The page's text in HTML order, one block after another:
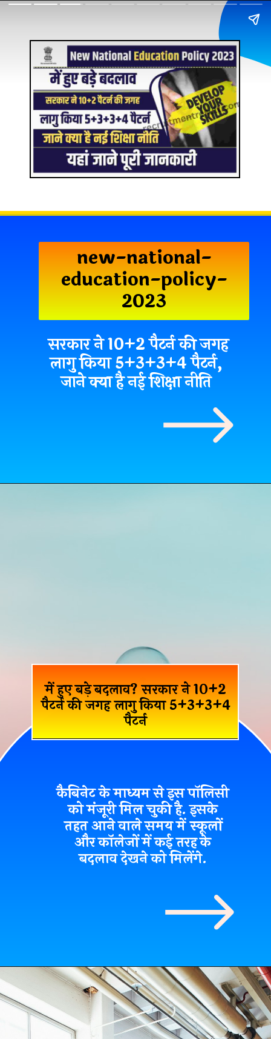
new-national-
education-policy-
2023
सरकार ने 10+2 पैटर्न की जगह
लागु किया 5+3+3+4 पैटर्न,
जाने क्या है नई शिक्षा नीति
में हुए बड़े बदलाव? सरकार ने 10+2
पैटर्न की जगह लागु किया 5+3+3+4
पैटर्न
कैबिनेट के माध्यम से इस पॉलिसी
को मंजूरी मिल चुकी है. इसके
तहत आने वाले समय में स्कूलों
और कॉलेजों में कई तरह के
बदलाव देखने को मिलेंगे.